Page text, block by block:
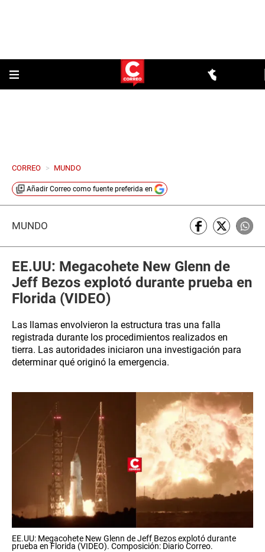
CORREO > MUNDO
Añadir Correo como fuente preferida en
MUNDO
EE.UU: Megacohete New Glenn de
Jeff Bezos explotó durante prueba en
Florida (VIDEO)
Las llamas envolvieron la estructura tras una falla
registrada durante los procedimientos realizados en
tierra. Las autoridades iniciaron una investigación para
determinar qué originó la emergencia.
EE.UU: Megacohete New Glenn de Jeff Bezos explotó durante
prueba en Florida (VIDEO). Composición: Diario Correo.